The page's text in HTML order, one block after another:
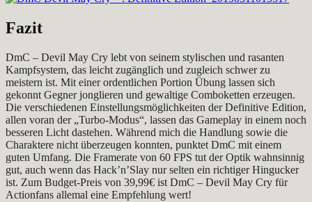
Fazit
DmC – Devil May Cry lebt von seinem stylischen und rasanten
Kampfsystem, das leicht zugänglich und zugleich schwer zu
meistern ist. Mit einer ordentlichen Portion Übung lassen sich
gekonnt Gegner jonglieren und gewaltige Comboketten erzeugen.
Die verschiedenen Einstellungsmöglichkeiten der Definitive Edition,
allen voran der „Turbo-Modus“, lassen das Gameplay in einem noch
besseren Licht dastehen. Während mich die Handlung sowie die
Charaktere nicht überzeugen konnten, punktet DmC mit einem
guten Umfang. Die Framerate von 60 FPS tut der Optik wahnsinnig
gut, auch wenn das Hack’n’Slay nur selten ein richtiger Hingucker
ist. Zum Budget-Preis von 39,99€ ist DmC – Devil May Cry für
Actionfans allemal eine Empfehlung wert!